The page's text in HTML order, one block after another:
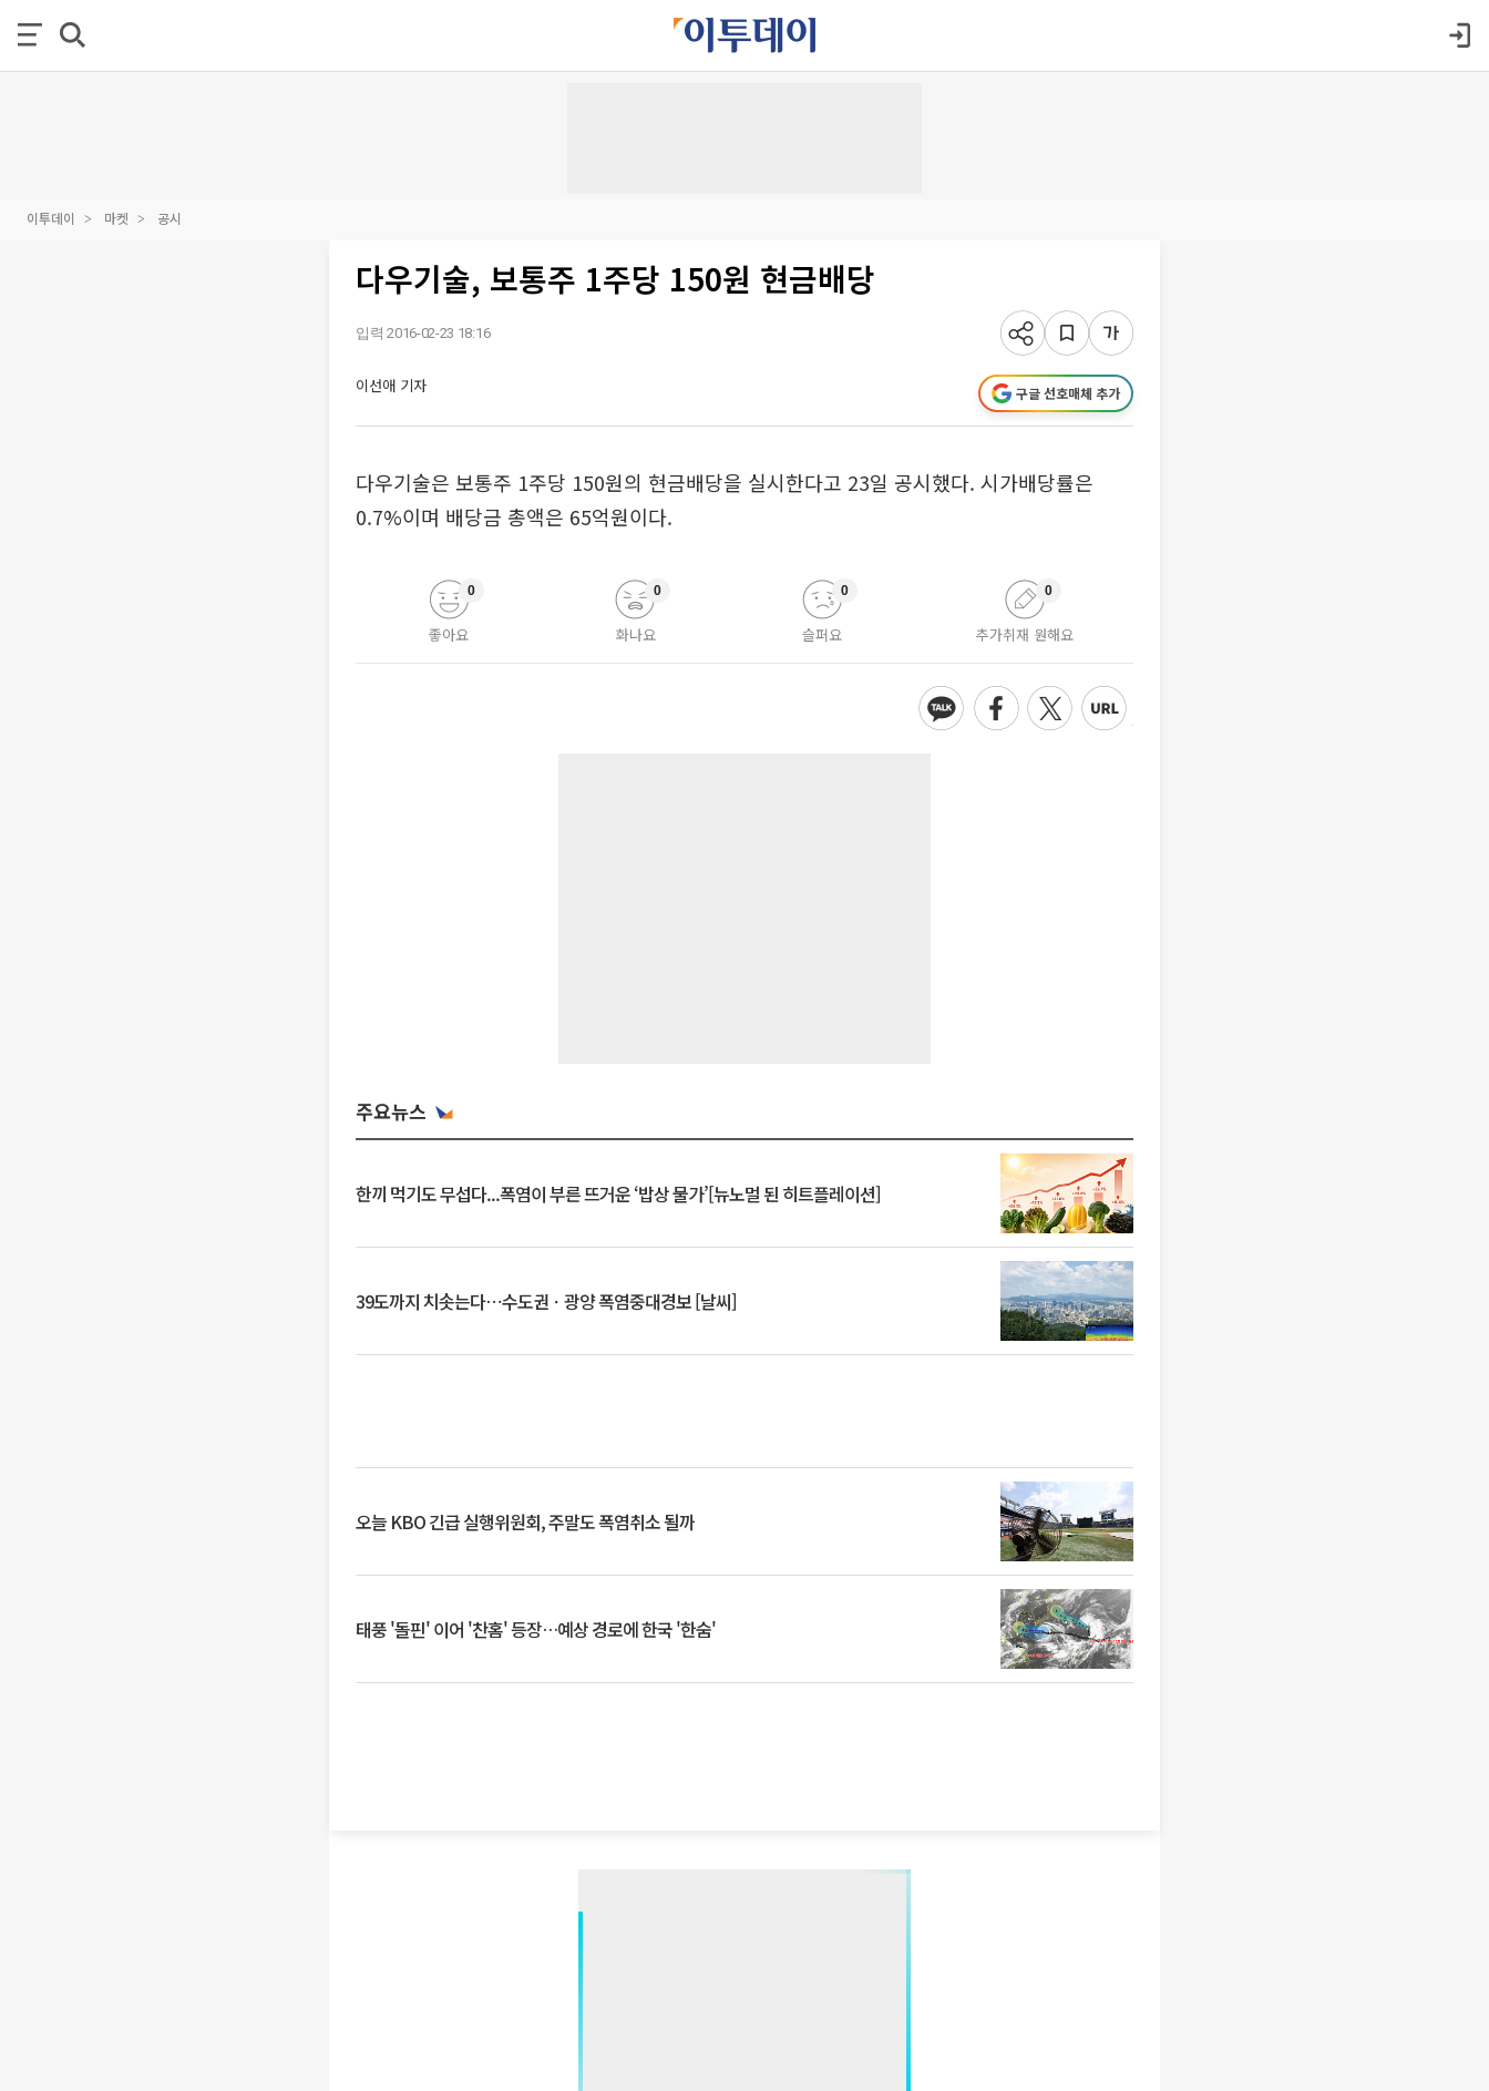
이투데이 마켓 공시
다우기술, 보통주 1주당 150원 현금배당
입력 2016-02-23 18:16
이선애 기자 구글 선호매체 추가
다우기술은 보통주 1주당 150원의 현금배당을 실시한다고 23일 공시했다. 시가배당률은
0.7%이며 배당금 총액은 65억원이다.
좋아요
0
화나요
0
슬퍼요
0
추가취재 원해요
0
주요뉴스
한끼 먹기도 무섭다...폭염이 부른 뜨거운 ‘밥상 물가’[뉴노멀 된 히트플레이션]
39도까지 치솟는다⋯수도권ㆍ광양 폭염중대경보 [날씨]
오늘 KBO 긴급 실행위원회, 주말도 폭염취소 될까
태풍 '돌핀' 이어 '찬홈' 등장…예상 경로에 한국 '한숨'